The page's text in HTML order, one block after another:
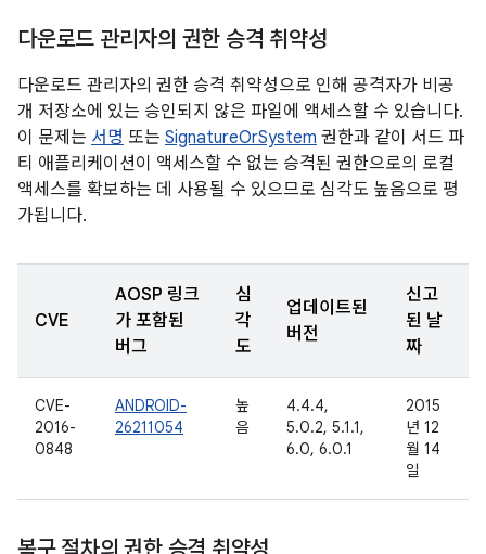
다운로드 관리자의 권한 승격 취약성
다운로드 관리자의 권한 승격 취약성으로 인해 공격자가 비공
개 저장소에 있는 승인되지 않은 파일에 액세스할 수 있습니다.
이 문제는 서명 또는 SignatureOrSystem 권한과 같이 서드 파
티 애플리케이션이 액세스할 수 없는 승격된 권한으로의 로컬
액세스를 확보하는 데 사용될 수 있으므로 심각도 높음으로 평
가됩니다.
CVE
AOSP 링크
가 포함된
버그
심
각
도
업데이트된
버전
신고
된 날
짜
CVE-
2016-
0848
ANDROID-
26211054
높
음
4.4.4,
5.0.2, 5.1.1,
6.0, 6.0.1
2015
년 12
월 14
일